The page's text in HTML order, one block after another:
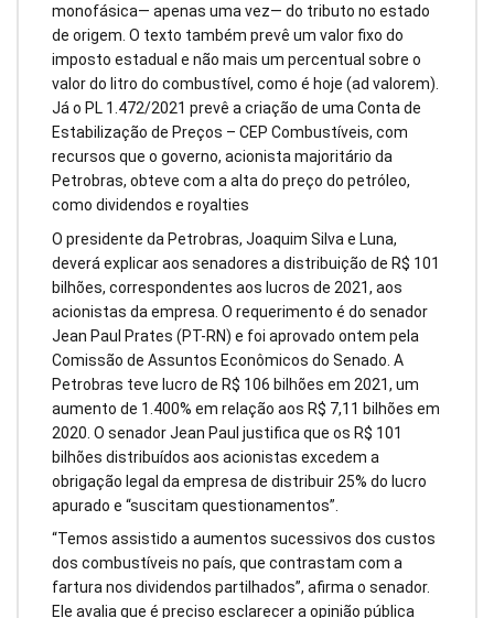
monofásica— apenas uma vez— do tributo no estado
de origem. O texto também prevê um valor fixo do
imposto estadual e não mais um percentual sobre o
valor do litro do combustível, como é hoje (ad valorem).
Já o PL 1.472/2021 prevê a criação de uma Conta de
Estabilização de Preços – CEP Combustíveis, com
recursos que o governo, acionista majoritário da
Petrobras, obteve com a alta do preço do petróleo,
como dividendos e royalties
O presidente da Petrobras, Joaquim Silva e Luna,
deverá explicar aos senadores a distribuição de R$ 101
bilhões, correspondentes aos lucros de 2021, aos
acionistas da empresa. O requerimento é do senador
Jean Paul Prates (PT-RN) e foi aprovado ontem pela
Comissão de Assuntos Econômicos do Senado. A
Petrobras teve lucro de R$ 106 bilhões em 2021, um
aumento de 1.400% em relação aos R$ 7,11 bilhões em
2020. O senador Jean Paul justifica que os R$ 101
bilhões distribuídos aos acionistas excedem a
obrigação legal da empresa de distribuir 25% do lucro
apurado e “suscitam questionamentos”.
“Temos assistido a aumentos sucessivos dos custos
dos combustíveis no país, que contrastam com a
fartura nos dividendos partilhados”, afirma o senador.
Ele avalia que é preciso esclarecer a opinião pública